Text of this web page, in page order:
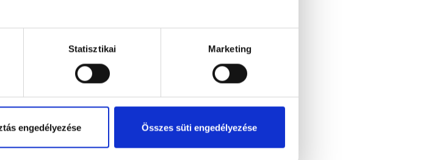
Statisztikai Marketing
engedélyezése Összes süti engedélyezése